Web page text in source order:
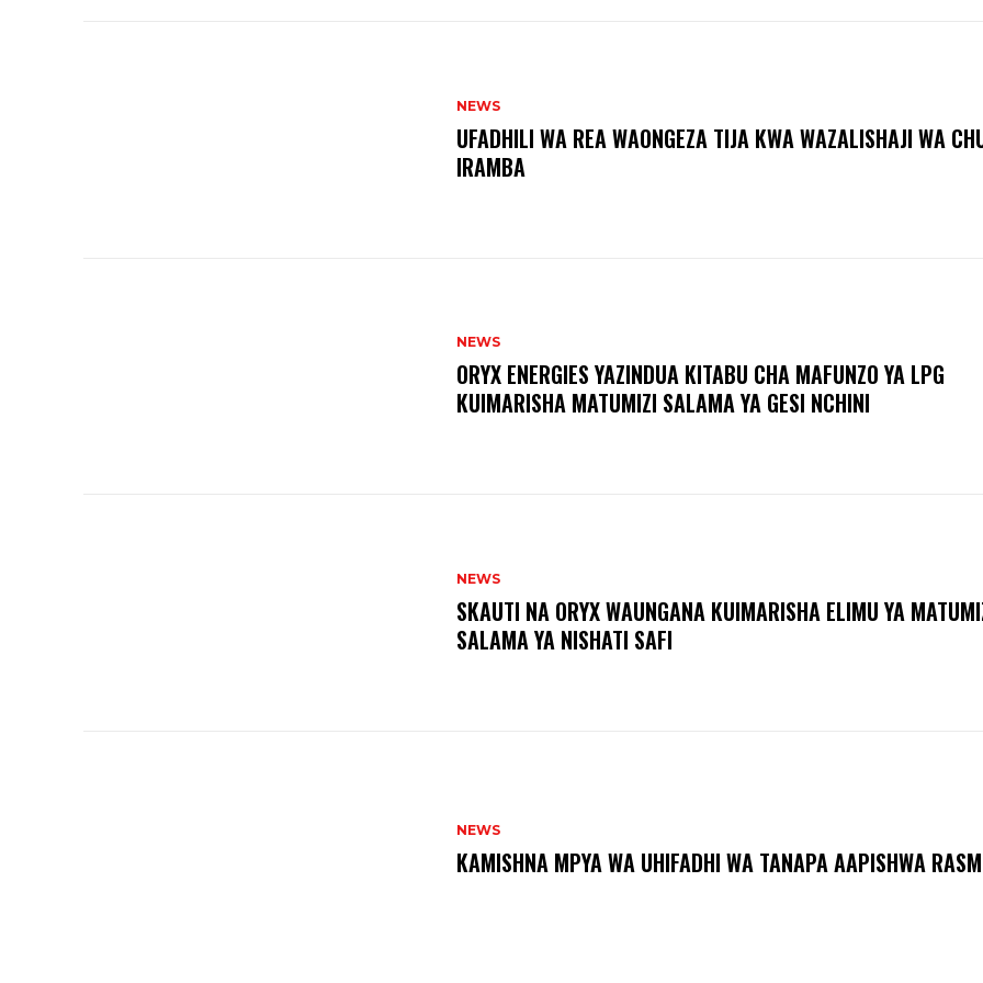
NEWS
UFADHILI WA REA WAONGEZA TIJA KWA WAZALISHAJI WA
IRAMBA
NEWS
ORYX ENERGIES YAZINDUA KITABU CHA MAFUNZO YA LPG
KUIMARISHA MATUMIZI SALAMA YA GESI NCHINI
NEWS
SKAUTI NA ORYX WAUNGANA KUIMARISHA ELIMU YA
SALAMA YA NISHATI SAFI
NEWS
KAMISHNA MPYA WA UHIFADHI WA TANAPA AAPISHWA